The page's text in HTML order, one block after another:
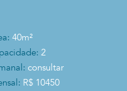
40m²
2
consultar
R$ 10450